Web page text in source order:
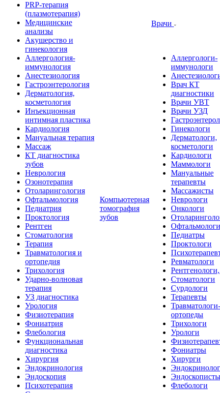
PRP-терапия
(плазмотерапия)
Медицинские
анализы
Акушерство и
гинекология
Аллергология-
иммунология
Анестезиология
Гастроэнтерология
Дерматология,
косметология
Инъекционная
интимная пластика
Кардиология
Мануальная терапия
Массаж
КТ диагностика
зубов
Неврология
Озонотерапия
Отоларингология
Офтальмология
Педиатрия
Проктология
Рентген
Стоматология
Терапия
Травматология и
ортопедия
Трихология
Ударно-волновая
терапия
УЗ диагностика
Урология
Физиотерапия
Фониатрия
Флебология
Функциональная
диагностика
Хирургия
Эндокринология
Эндоскопия
Психотерапия
Компьютерная
томография
зубов
Врачи
Аллергологи-
иммунологи
Врач КТ
диагностики
Врачи УВТ
Врачи УЗД
Гинекологи
Дерматологи,
косметологи
Кардиологи
Маммологи
Мануальные
терапевты
Массажисты
Неврологи
Онкологи
Офтальмологи
Педиатры
Проктологи
Ревматологи
Стоматологи
Сурдологи
Терапевты
Травматологи-
ортопеды
Трихологи
Урологи
Фониатры
Хирурги
Эндоскописты
Флебологи